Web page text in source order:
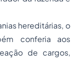
hereditárias, o
conferia aos
de cargos,